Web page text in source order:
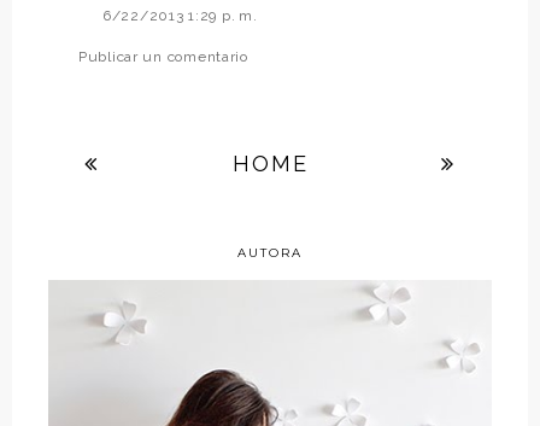
6/22/2013 1:29 p. m.
Publicar un comentario
HOME
AUTORA